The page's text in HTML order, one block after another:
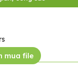
mua file